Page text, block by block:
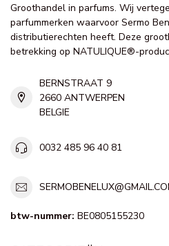
Groothandel in parfums. Wij
parfummerken waarvoor Sermo
distributierechten heeft. Deze
betrekking op NATULIQUE®-
BERNSTRAAT 9
2660 ANTWERPEN
BELGIE
0032 485 96 40 81
btw-nummer: BE0805155230